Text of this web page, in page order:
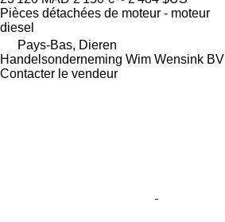
Pièces détachées de moteur - moteur
diesel
Pays-Bas, Dieren
Handelsonderneming Wim Wensink BV
Contacter le vendeur